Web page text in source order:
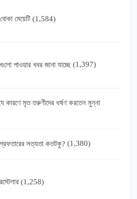
মেয়েটি (1,584)
পাওয়ার খবর জানা যাচ্ছে (1,397)
কারণে মৃত তরুণীদের ধর্ষণ করতেন মুন্না
সত্যতা কতটকু? (1,380)
(1,258)